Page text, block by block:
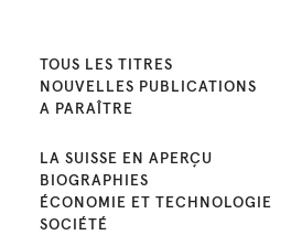
TOUS LES TITRES
NOUVELLES PUBLICATIONS
A PARAÎTRE
LA SUISSE EN APERÇU
BIOGRAPHIES
ÉCONOMIE ET TECHNOLOGIE
SOCIÉTÉ